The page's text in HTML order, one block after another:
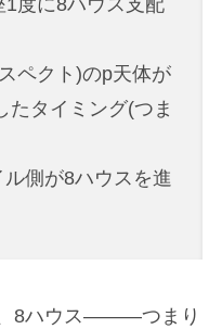
度に8ハウス支配
ペクト)のp天体が
たタイミング(つま
ル側が8ハウスを進
8ハウス———つまり